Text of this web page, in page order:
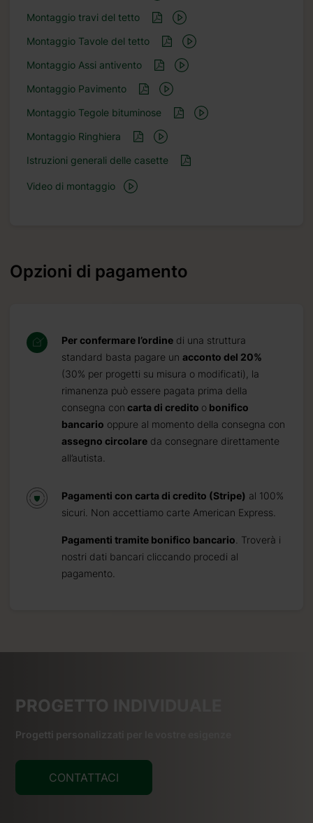
Montaggio travi del tetto
Montaggio Tavole del tetto
Montaggio Assi antivento
Montaggio Pavimento
Montaggio Tegole bituminose
Montaggio Ringhiera
Istruzioni generali delle casette
Video di montaggio
Opzioni di pagamento
Per confermare l’ordine di una struttura
standard basta pagare un acconto del 20%
(30% per progetti su misura o modificati), la
rimanenza può essere pagata prima della
consegna con carta di credito o bonifico
bancario oppure al momento della consegna con
assegno circolare da consegnare direttamente
all’autista.
Pagamenti con carta di credito (Stripe) al 100%
sicuri. Non accettiamo carte American Express.
Pagamenti tramite bonifico bancario . Troverà i
nostri dati bancari cliccando procedi al
pagamento.
PROGETTO INDIVIDUALE
Progetti personalizzati per le vostre esigenze
CONTATTACI